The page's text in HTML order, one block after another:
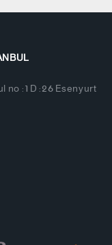
:1 D :26 Esenyurt